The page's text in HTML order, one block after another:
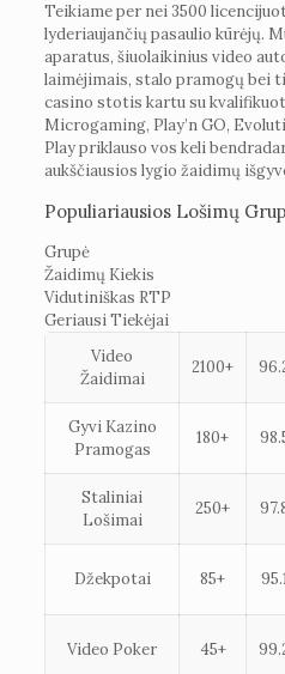
Teikiame per nei 3500
lyderiaujančių pasaulio kūrėjų.
aparatus, šiuolaikinius video
laimėjimais, stalo pramogų bei
casino stotis kartu su
Microgaming, Play’n GO,
Play priklauso vos keli
aukščiausios lygio žaidimų
Populiariausios Lošimų
Grupė
Žaidimų Kiekis
Vidutiniškas RTP
Geriausi Tiekėjai
Video
Žaidimai
2100+
Gyvi Kazino
Pramogas
180+
Staliniai
Lošimai
250+
Džekpotai 85+
Video Poker 45+